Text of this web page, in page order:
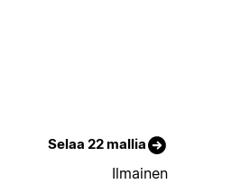
Selaa 22 mallia
Ilmainen